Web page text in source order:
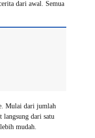
dari awal. Semua
Mulai dari jumlah
langsung dari satu
mudah.